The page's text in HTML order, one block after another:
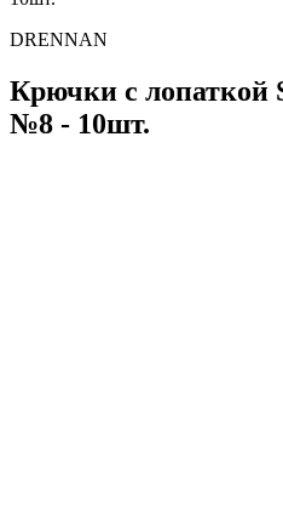
DRENNAN
Крючки с лопаткой
№8 - 10шт.